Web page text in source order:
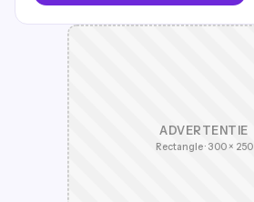
ADVERTENTIE
Rectangle · 300 × 250